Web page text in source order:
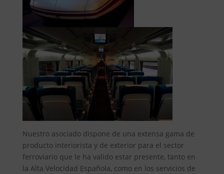
Nuestro asociado dispone de una extensa gama de
producto interiorista y de exterior para el sector
ferroviario que le ha valido estar presente, tanto en
la Alta Velocidad Española, como en los servicios de